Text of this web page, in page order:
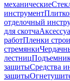
механические
инструмент
отделочный
для скотча
работПленки
стремянки
лестниц
защитыСредства
защиты